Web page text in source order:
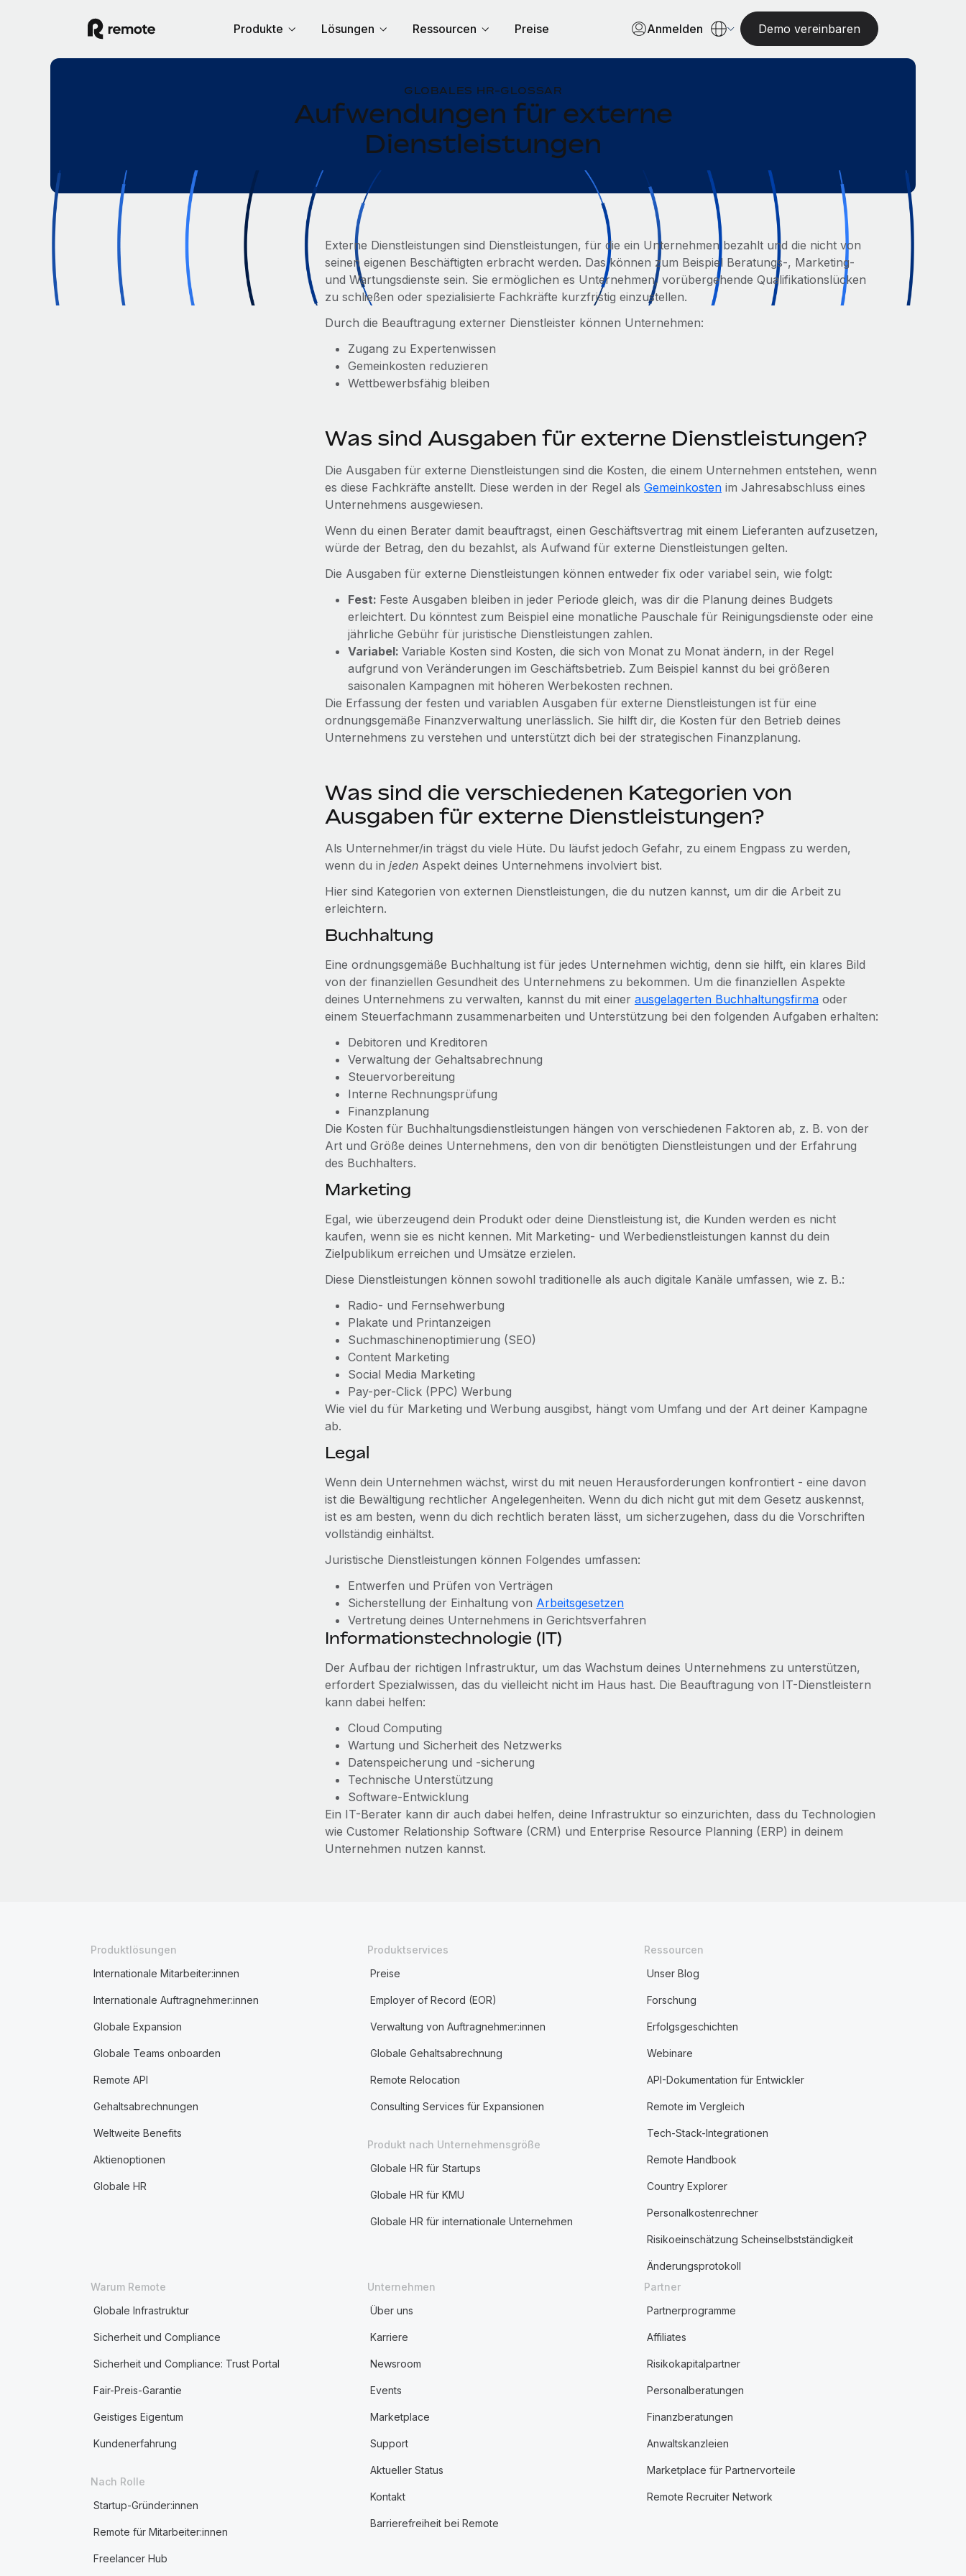
Produkte Lösungen Ressourcen Preise Anmelden Demo vereinbaren
GLOBALES HR-GLOSSAR
Aufwendungen für externe
Dienstleistungen
Externe Dienstleistungen sind Dienstleistungen, für die ein Unternehmen bezahlt und die nicht von
seinen eigenen Beschäftigten erbracht werden. Das können zum Beispiel Beratungs-, Marketing-
und Wartungsdienste sein. Sie ermöglichen es Unternehmen, vorübergehende Qualifikationslücken
zu schließen oder spezialisierte Fachkräfte kurzfristig einzustellen.
Durch die Beauftragung externer Dienstleister können Unternehmen:
Zugang zu Expertenwissen
Gemeinkosten reduzieren
Wettbewerbsfähig bleiben
Was sind Ausgaben für externe Dienstleistungen?
Die Ausgaben für externe Dienstleistungen sind die Kosten, die einem Unternehmen entstehen, wenn
es diese Fachkräfte anstellt. Diese werden in der Regel als Gemeinkostenim Jahresabschluss eines
Unternehmens ausgewiesen.
Wenn du einen Berater damit beauftragst, einen Geschäftsvertrag mit einem Lieferanten aufzusetzen,
würde der Betrag, den du bezahlst, als Aufwand für externe Dienstleistungen gelten.
Die Ausgaben für externe Dienstleistungen können entweder fix oder variabel sein, wie folgt:
Fest: Feste Ausgaben bleiben in jeder Periode gleich, was dir die Planung deines Budgets
erleichtert. Du könntest zum Beispiel eine monatliche Pauschale für Reinigungsdienste oder eine
jährliche Gebühr für juristische Dienstleistungen zahlen.
Variabel: Variable Kosten sind Kosten, die sich von Monat zu Monat ändern, in der Regel
aufgrund von Veränderungen im Geschäftsbetrieb. Zum Beispiel kannst du bei größeren
saisonalen Kampagnen mit höheren Werbekosten rechnen.
Die Erfassung der festen und variablen Ausgaben für externe Dienstleistungen ist für eine
ordnungsgemäße Finanzverwaltung unerlässlich. Sie hilft dir, die Kosten für den Betrieb deines
Unternehmens zu verstehen und unterstützt dich bei der strategischen Finanzplanung.
Was sind die verschiedenen Kategorien von
Ausgaben für externe Dienstleistungen?
Als Unternehmer/in trägst du viele Hüte. Du läufst jedoch Gefahr, zu einem Engpass zu werden,
wenn du in jedenAspekt deines Unternehmens involviert bist.
Hier sind Kategorien von externen Dienstleistungen, die du nutzen kannst, um dir die Arbeit zu
erleichtern.
Buchhaltung
Eine ordnungsgemäße Buchhaltung ist für jedes Unternehmen wichtig, denn sie hilft, ein klares Bild
von der finanziellen Gesundheit des Unternehmens zu bekommen. Um die finanziellen Aspekte
deines Unternehmens zu verwalten, kannst du mit einer ausgelagerten Buchhaltungsfirmaoder
einem Steuerfachmann zusammenarbeiten und Unterstützung bei den folgenden Aufgaben erhalten:
Debitoren und Kreditoren
Verwaltung der Gehaltsabrechnung
Steuervorbereitung
Interne Rechnungsprüfung
Finanzplanung
Die Kosten für Buchhaltungsdienstleistungen hängen von verschiedenen Faktoren ab, z. B. von der
Art und Größe deines Unternehmens, den von dir benötigten Dienstleistungen und der Erfahrung
des Buchhalters.
Marketing
Egal, wie überzeugend dein Produkt oder deine Dienstleistung ist, die Kunden werden es nicht
kaufen, wenn sie es nicht kennen. Mit Marketing- und Werbedienstleistungen kannst du dein
Zielpublikum erreichen und Umsätze erzielen.
Diese Dienstleistungen können sowohl traditionelle als auch digitale Kanäle umfassen, wie z. B.:
Radio- und Fernsehwerbung
Plakate und Printanzeigen
Suchmaschinenoptimierung (SEO)
Content Marketing
Social Media Marketing
Pay-per-Click (PPC) Werbung
Wie viel du für Marketing und Werbung ausgibst, hängt vom Umfang und der Art deiner Kampagne
ab.
Legal
Wenn dein Unternehmen wächst, wirst du mit neuen Herausforderungen konfrontiert - eine davon
ist die Bewältigung rechtlicher Angelegenheiten. Wenn du dich nicht gut mit dem Gesetz auskennst,
ist es am besten, wenn du dich rechtlich beraten lässt, um sicherzugehen, dass du die Vorschriften
vollständig einhältst.
Juristische Dienstleistungen können Folgendes umfassen:
Entwerfen und Prüfen von Verträgen
Sicherstellung der Einhaltung von Arbeitsgesetzen
Vertretung deines Unternehmens in Gerichtsverfahren
Informationstechnologie (IT)
Der Aufbau der richtigen Infrastruktur, um das Wachstum deines Unternehmens zu unterstützen,
erfordert Spezialwissen, das du vielleicht nicht im Haus hast. Die Beauftragung von IT-Dienstleistern
kann dabei helfen:
Cloud Computing
Wartung und Sicherheit des Netzwerks
Datenspeicherung und -sicherung
Technische Unterstützung
Software-Entwicklung
Ein IT-Berater kann dir auch dabei helfen, deine Infrastruktur so einzurichten, dass du Technologien
wie Customer Relationship Software (CRM) und Enterprise Resource Planning (ERP) in deinem
Unternehmen nutzen kannst.
Produktlösungen
Internationale Mitarbeiter:innen
Internationale Auftragnehmer:innen
Globale Expansion
Globale Teams onboarden
Remote API
Gehaltsabrechnungen
Weltweite Benefits
Aktienoptionen
Globale HR
Produktservices
Preise
Employer of Record (EOR)
Verwaltung von Auftragnehmer:innen
Globale Gehaltsabrechnung
Remote Relocation
Consulting Services für Expansionen
Produkt nach Unternehmensgröße
Globale HR für Startups
Globale HR für KMU
Globale HR für internationale Unternehmen
Ressourcen
Unser Blog
Forschung
Erfolgsgeschichten
Webinare
API-Dokumentation für Entwickler
Remote im Vergleich
Tech-Stack-Integrationen
Remote Handbook
Country Explorer
Personalkostenrechner
Risikoeinschätzung Scheinselbstständigkeit
Änderungsprotokoll
Warum Remote
Globale Infrastruktur
Sicherheit und Compliance
Sicherheit und Compliance: Trust Portal
Fair-Preis-Garantie
Geistiges Eigentum
Kundenerfahrung
Nach Rolle
Startup-Gründer:innen
Remote für Mitarbeiter:innen
Freelancer Hub
Unternehmen
Über uns
Karriere
Newsroom
Events
Marketplace
Support
Aktueller Status
Kontakt
Barrierefreiheit bei Remote
Partner
Partnerprogramme
Affiliates
Risikokapitalpartner
Personalberatungen
Finanzberatungen
Anwaltskanzleien
Marketplace für Partnervorteile
Remote Recruiter Network